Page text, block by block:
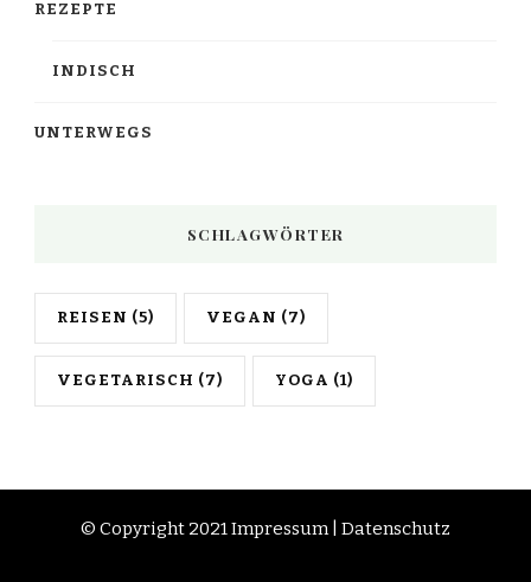
REZEPTE
INDISCH
UNTERWEGS
SCHLAGWÖRTER
REISEN (5) VEGAN (7)
VEGETARISCH (7) YOGA (1)
© Copyright 2021Impressum| Datenschutz